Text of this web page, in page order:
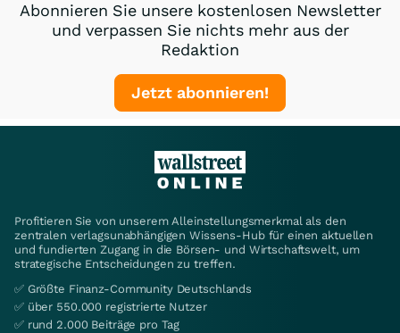
Abonnieren Sie unsere kostenlosen Newsletter
und verpassen Sie nichts mehr aus der
Redaktion
Jetzt abonnieren!
Profitieren Sie von unserem Alleinstellungsmerkmal als den
zentralen verlagsunabhängigen Wissens-Hub für einen aktuellen
und fundierten Zugang in die Börsen- und Wirtschaftswelt, um
strategische Entscheidungen zu treffen.
✅ Größte Finanz-Community Deutschlands
✅ über 550.000 registrierte Nutzer
✅ rund 2.000 Beiträge pro Tag